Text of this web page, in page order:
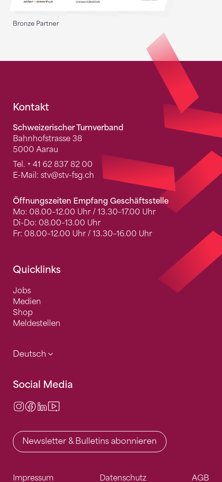
Bronze Partner
Fusszeile
Kontakt
Schweizerischer Turnverband
Bahnhofstrasse 38
5000 Aarau
Tel. + 41 62 837 82 00
E-Mail: stv@stv-fsg.ch
Öffnungszeiten Empfang Geschäftsstelle
Mo: 08.00–12.00 Uhr / 13.30–17.00 Uhr
Di-Do: 08.00–13.00 Uhr
Fr: 08.00–12.00 Uhr / 13.30–16.00 Uhr
Quicklinks
Jobs
Medien
Shop
Meldestellen
Deutsch
Social Media
Instagram
Facebook
LinkedIn
Newsletter & Bulletins abonnieren
Impressum Datenschutz AGB